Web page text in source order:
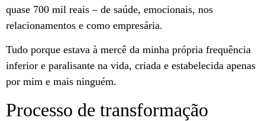
quase 700 mil reais – de saúde, emocionais, nos
relacionamentos e como empresária.
Tudo porque estava à mercê da minha própria frequência
inferior e paralisante na vida, criada e estabelecida apenas
por mim e mais ninguém.
Processo de transformação